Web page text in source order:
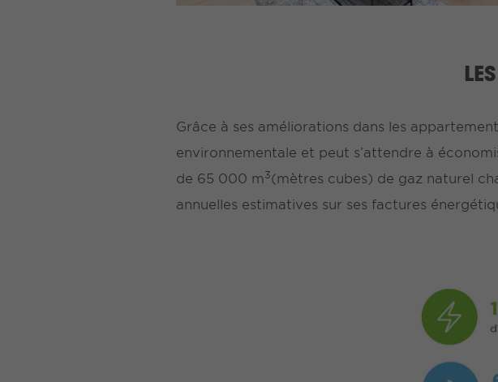
Grâce à ses améliorations dans les
environnementale et peut s’attendre à
de 65 000 m3(mètres cubes) de gaz naturel
annuelles estimatives sur ses factures